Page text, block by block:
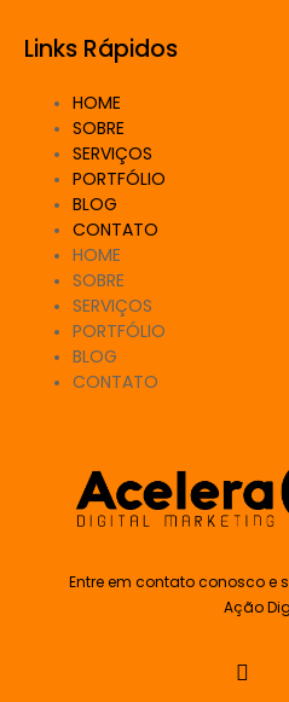
Links Rápidos
HOME
SOBRE
SERVIÇOS
PORTFÓLIO
BLOG
CONTATO
HOME
SOBRE
SERVIÇOS
PORTFÓLIO
BLOG
CONTATO
Entre em contato conosco e
Ação